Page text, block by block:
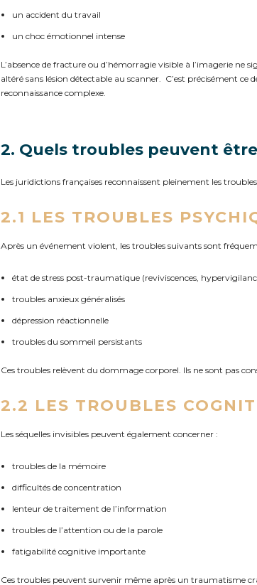
un accident du travail
un choc émotionnel intense
L’absence de fracture ou d’hémorragie visible à l’imagerie
altéré sans lésion détectable au scanner. C’est précisément ce
reconnaissance complexe.
2. Quels troubles peuvent
Les juridictions françaises reconnaissent pleinement les
2.1 LES TROUBLES
Après un événement violent, les troubles suivants sont
état de stress post-traumatique (reviviscences,
troubles anxieux généralisés
dépression réactionnelle
troubles du sommeil persistants
Ces troubles relèvent du dommage corporel. Ils ne sont pas
2.2 LES TROUBLES
Les séquelles invisibles peuvent également concerner :
troubles de la mémoire
difficultés de concentration
lenteur de traitement de l’information
troubles de l’attention ou de la parole
fatigabilité cognitive importante
Ces troubles peuvent survenir même après un traumatisme